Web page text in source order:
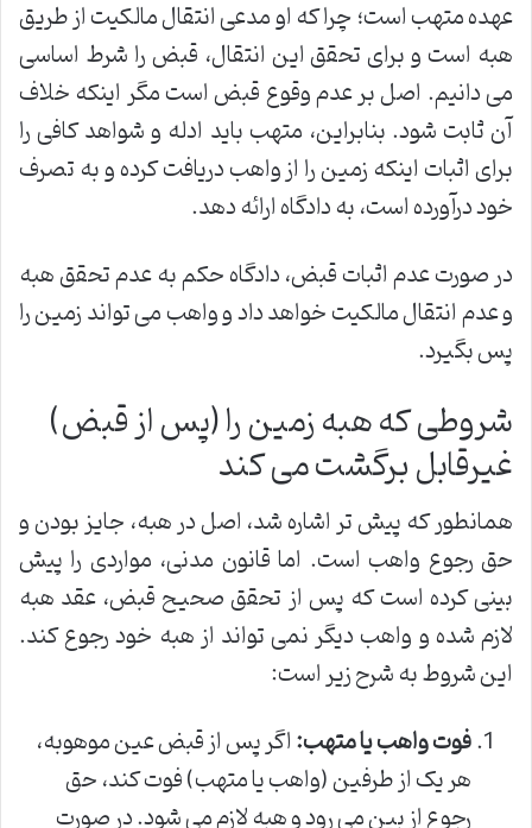
عهده متهب است؛ چرا که او مدعی انتقال مالکیت از طریق
هبه است و برای تحقق این انتقال، قبض را شرط اساسی
می دانیم. اصل بر عدم وقوع قبض است مگر اینکه خلاف
آن ثابت شود. بنابراین، متهب باید ادله و شواهد کافی را
برای اثبات اینکه زمین را از واهب دریافت کرده و به تصرف
خود درآورده است، به دادگاه ارائه دهد.
در صورت عدم اثبات قبض، دادگاه حکم به عدم تحقق هبه
و عدم انتقال مالکیت خواهد داد و واهب می تواند زمین را
پس بگیرد.
شروطی که هبه زمین را (پس از قبض)
غیرقابل برگشت می کند
همانطور که پیش تر اشاره شد، اصل در هبه، جایز بودن و
حق رجوع واهب است. اما قانون مدنی، مواردی را پیش
بینی کرده است که پس از تحقق صحیح قبض، عقد هبه
لازم شده و واهب دیگر نمی تواند از هبه خود رجوع کند.
این شروط به شرح زیر است:
فوت واهب یا متهب:اگر پس از قبض عین موهوبه،
هر یک از طرفین (واهب یا متهب) فوت کند، حق